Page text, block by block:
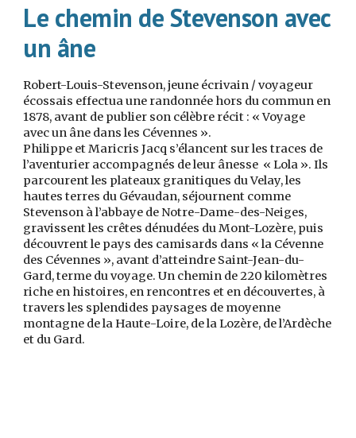
Le chemin de Stevenson avec
un âne
Robert-Louis-Stevenson, jeune écrivain / voyageur
écossais effectua une randonnée hors du commun en
1878, avant de publier son célèbre récit : « Voyage
avec un âne dans les Cévennes ».
Philippe et Maricris Jacq s’élancent sur les traces de
l’aventurier accompagnés de leur ânesse « Lola ». Ils
parcourent les plateaux granitiques du Velay, les
hautes terres du Gévaudan, séjournent comme
Stevenson à l’abbaye de Notre-Dame-des-Neiges,
gravissent les crêtes dénudées du Mont-Lozère, puis
découvrent le pays des camisards dans « la Cévenne
des Cévennes », avant d’atteindre Saint-Jean-du-
Gard, terme du voyage. Un chemin de 220 kilomètres
riche en histoires, en rencontres et en découvertes, à
travers les splendides paysages de moyenne
montagne de la Haute-Loire, de la Lozère, de l’Ardèche
et du Gard.